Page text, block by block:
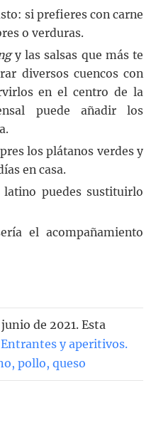
si prefieres con carne
o verduras.
y las salsas que más te
diversos cuencos con
en el centro de la
puede añadir los
los plátanos verdes y
en casa.
latino puedes sustituirlo
el acompañamiento
de 2021. Esta
Entrantes y aperitivos.
, pollo, queso